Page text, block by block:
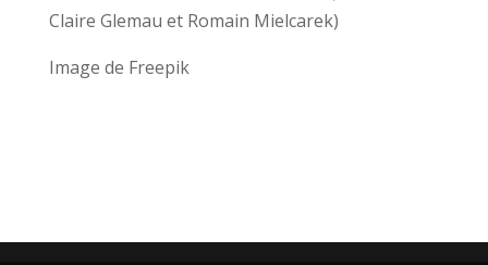
Claire Glemau et Romain Mielcarek)
Image de Freepik